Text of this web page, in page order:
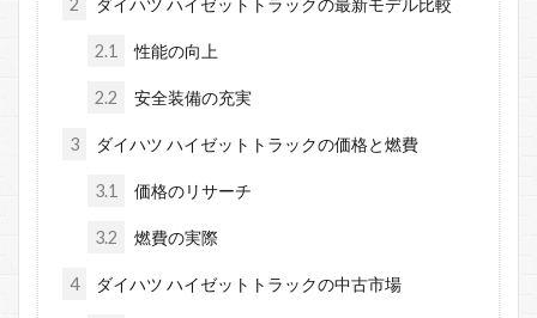
2 ダイハツ ハイゼットトラックの最新モデル比較
2.1 性能の向上
2.2 安全装備の充実
3 ダイハツ ハイゼットトラックの価格と燃費
3.1 価格のリサーチ
3.2 燃費の実際
4 ダイハツ ハイゼットトラックの中古市場